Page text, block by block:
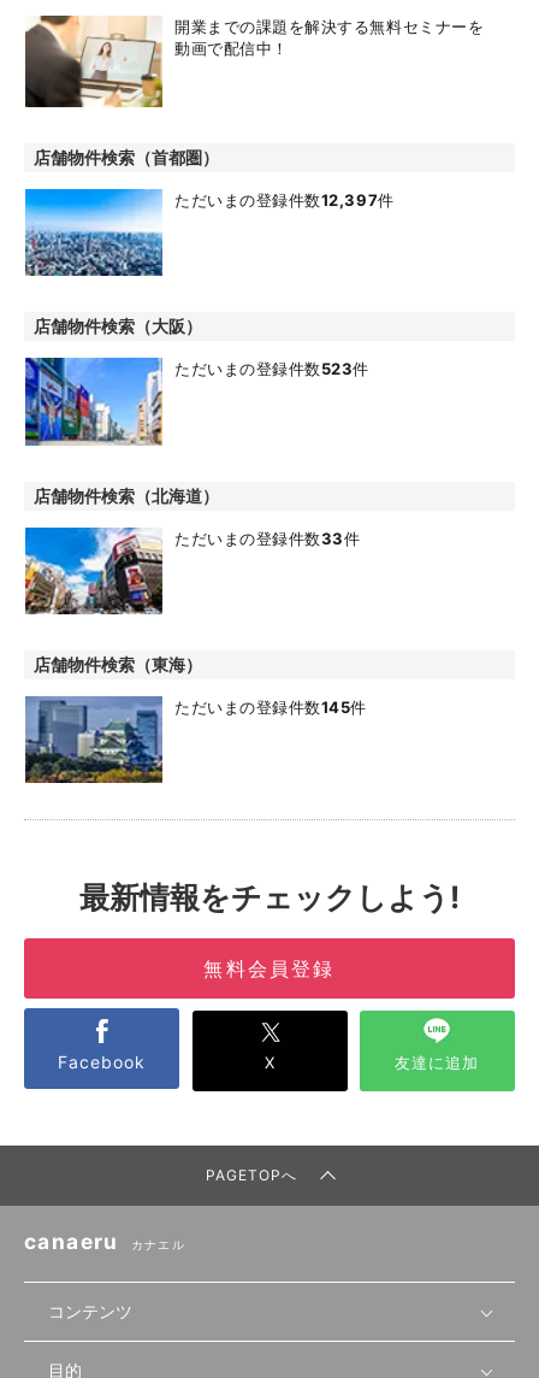
開業までの課題を解決する無料セミナーを
動画で配信中！
店舗物件検索（首都圏）
ただいまの登録件数12,397件
店舗物件検索（大阪）
ただいまの登録件数523件
店舗物件検索（北海道）
ただいまの登録件数33件
店舗物件検索（東海）
ただいまの登録件数145件
最新情報をチェックしよう!
無料会員登録
Facebook X 友達に追加
PAGETOPへ
canaeru カナエル
コンテンツ
目的